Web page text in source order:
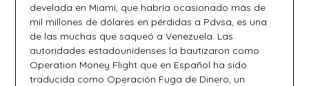
develada en Miami, que habría ocasionado más de
mil millones de dólares en pérdidas a Pdvsa, es una
de las muchas que saqueó a Venezuela. Las
autoridades estadounidenses la bautizaron como
Operation Money Flight que en Español ha sido
traducida como Operación Fuga de Dinero, un